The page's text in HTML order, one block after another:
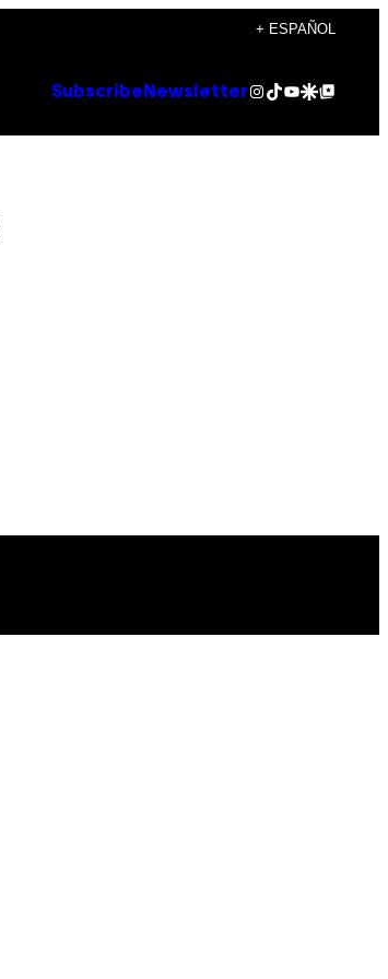
+ ESPAÑOL
Subscribe NewsletterInstagram
TikTok
YouTube
Google Discover
Google Top Posts